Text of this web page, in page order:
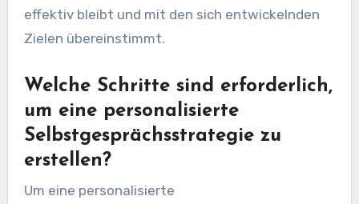
effektiv bleibt und mit den sich entwickelnden
Zielen übereinstimmt.
Welche Schritte sind erforderlich,
um eine personalisierte
Selbstgesprächsstrategie zu
erstellen?
Um eine personalisierte